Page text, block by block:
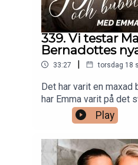
339. Vi testar
Bernadottes
33:27 | torsdag 18
Det har varit en maxad
har Emma varit på det
för goop Beauty. I
vilka produkter som
Frida har på sitt håll fått
efterlängtade
Detta ikoniska märke
Play